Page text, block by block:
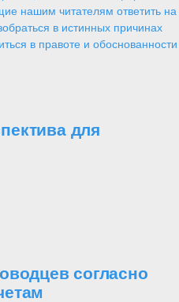
нашим читателям ответить на
в истинных причинах
в правоте и обоснованности
для
согласно